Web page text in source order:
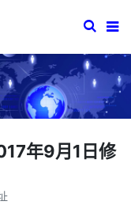
年9月1日修